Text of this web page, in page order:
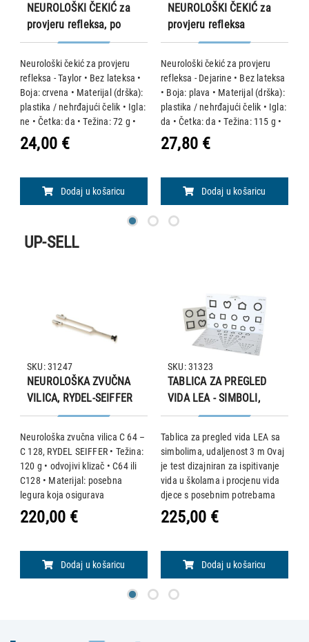
NEUROLOŠKI ČEKIĆ za
provjeru refleksa, po
Tayloru
Neurološki čekić za provjeru
refleksa - Taylor • Bez lateksa •
Boja: crvena • Materijal (drška):
plastika / nehrđajući čelik • Igla:
ne • Četka: da • Težina: 72 g •
Dužina: 20 cm
24,00 €
Dodaj u košaricu
NEUROLOŠKI ČEKIĆ za
provjeru refleksa
Dejerine Gima 2000
Neurološki čekić za provjeru
refleksa - Dejarine • Bez lateksa
• Boja: plava • Materijal (drška):
plastika / nehrđajući čelik • Igla:
da • Četka: da • Težina: 115 g •
Dužina: 21 cm
27,80 €
Dodaj u košaricu
UP-SELL
NEUROLOŠKA ZVUČNA
VILICA, RYDEL-SEIFFER
64/128
Neurološka zvučna vilica C 64 –
C 128, RYDEL SEIFFER • Težina:
120 g • odvojivi klizač • C64 ili
C128 • Materijal: posebna
legura koja osigurava
maksimalnu zvučnu preciznost
SKU: 31247
220,00 €
Dodaj u košaricu
TABLICA ZA PREGLED
VIDA LEA - SIMBOLI,
UDALJENOST 3 m
Tablica za pregled vida LEA sa
simbolima, udaljenost 3 m Ovaj
je test dizajniran za ispitivanje
vida u školama i procjenu vida
djece s posebnim potrebama
počevši od dobi od 3 godine.
Ima otvor za vješanje na zid.
SKU: 31323
225,00 €
Dodaj u košaricu